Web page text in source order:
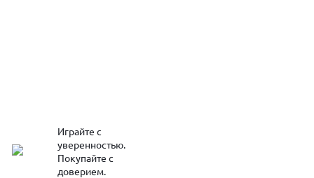
Играйте с
уверенностью.
Покупайте с
доверием.